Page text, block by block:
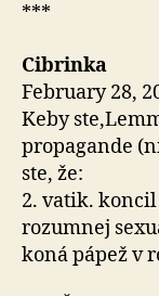
***
Cibrinka
February 28,
Keby
propagande
ste, že:
2. vatik.
rozumnej
koná pápež v